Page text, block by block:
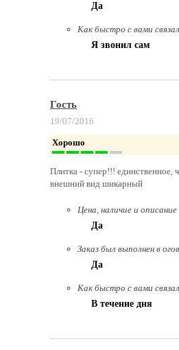
Да
Как быстро с вами
Я звонил сам
Гость
19/07/2016
Хорошо
Плитка - супер!!! единственное,
внешний вид шикарный
Цена, наличие и
Да
Заказ был выполнен в
Да
Как быстро с вами
В течение дня